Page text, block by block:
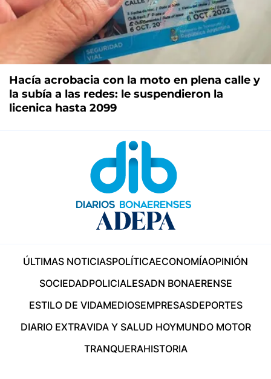
Hacía acrobacia con la moto en plena calle y
la subía a las redes: le suspendieron la
licenica hasta 2099
ÚLTIMAS NOTICIASPOLÍTICAECONOMÍAOPINIÓN
SOCIEDADPOLICIALESADN BONAERENSE
ESTILO DE VIDAMEDIOSEMPRESASDEPORTES
DIARIO EXTRAVIDA Y SALUD HOYMUNDO MOTOR
TRANQUERAHISTORIA